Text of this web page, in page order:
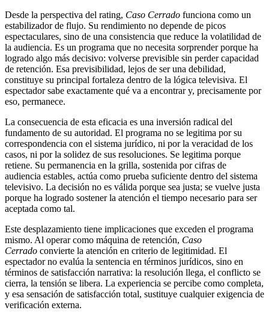
Desde la perspectiva del rating, Caso Cerrado funciona como un
estabilizador de flujo. Su rendimiento no depende de picos
espectaculares, sino de una consistencia que reduce la volatilidad de
la audiencia. Es un programa que no necesita sorprender porque ha
logrado algo más decisivo: volverse previsible sin perder capacidad
de retención. Esa previsibilidad, lejos de ser una debilidad,
constituye su principal fortaleza dentro de la lógica televisiva. El
espectador sabe exactamente qué va a encontrar y, precisamente por
eso, permanece.
La consecuencia de esta eficacia es una inversión radical del
fundamento de su autoridad. El programa no se legitima por su
correspondencia con el sistema jurídico, ni por la veracidad de los
casos, ni por la solidez de sus resoluciones. Se legitima porque
retiene. Su permanencia en la grilla, sostenida por cifras de
audiencia estables, actúa como prueba suficiente dentro del sistema
televisivo. La decisión no es válida porque sea justa; se vuelve justa
porque ha logrado sostener la atención el tiempo necesario para ser
aceptada como tal.
Este desplazamiento tiene implicaciones que exceden el programa
mismo. Al operar como máquina de retención, Caso
Cerrado convierte la atención en criterio de legitimidad. El
espectador no evalúa la sentencia en términos jurídicos, sino en
términos de satisfacción narrativa: la resolución llega, el conflicto se
cierra, la tensión se libera. La experiencia se percibe como completa,
y esa sensación de satisfacción total, sustituye cualquier exigencia de
verificación externa.